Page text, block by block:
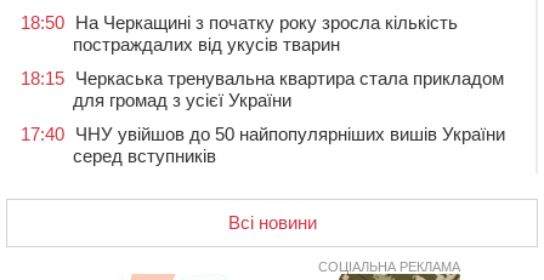
18:50 На Черкащині з початку року зросла кількість
постраждалих від укусів тварин
18:15 Черкаська тренувальна квартира стала прикладом
для громад з усієї України
17:40 ЧНУ увійшов до 50 найпопулярніших вишів України
серед вступників
контейнерний майданчик
16:32
Без розтину грудної клітки: у Черкасах 75-річній
пацієнтці замінили аортальний клапан
Всі новини
СОЦІАЛЬНА РЕКЛАМА